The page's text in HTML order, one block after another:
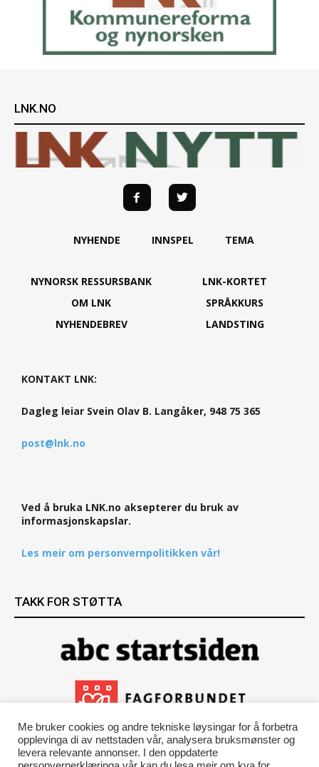
LNK.NO
NYHENDE INNSPEL TEMA
NYNORSK RESSURSBANK
OM LNK
NYHENDEBREV
LNK-KORTET
SPRÅKKURS
LANDSTING
KONTAKT LNK:
Dagleg leiar Svein Olav B. Langåker, 948 75 365
post@lnk.no
Ved å bruka LNK.no aksepterer du bruk av
informasjonskapslar.
Les meir om personvernpolitikken vår!
TAKK FOR STØTTA
Me bruker cookies og andre tekniske løysingar for å forbetra
opplevinga di av nettstaden vår, analysera bruksmønster og
levera relevante annonser. I den oppdaterte